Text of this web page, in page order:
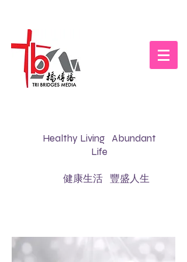
Healthy Living Abundant
Life
健康生活 豐盛人生